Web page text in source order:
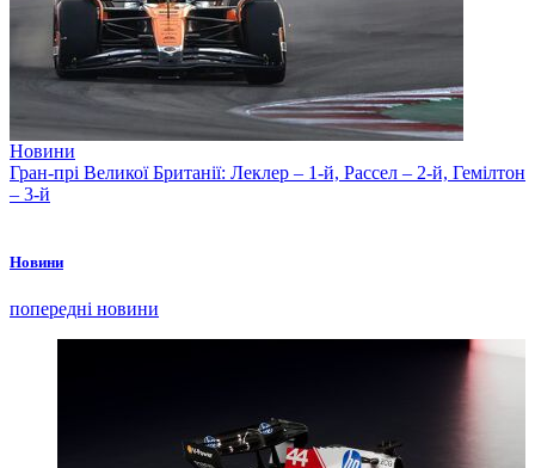
Новини
Гран-прі Великої Британії: Леклер – 1-й, Рассел – 2-й, Гемілтон
– 3-й
Новини
попередні новини